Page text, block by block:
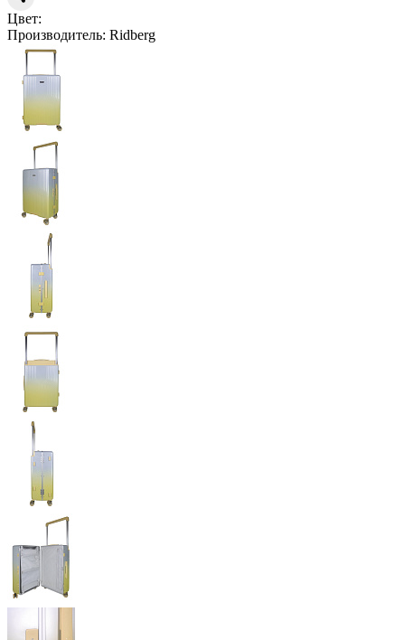
Цвет:
Производитель: Ridberg